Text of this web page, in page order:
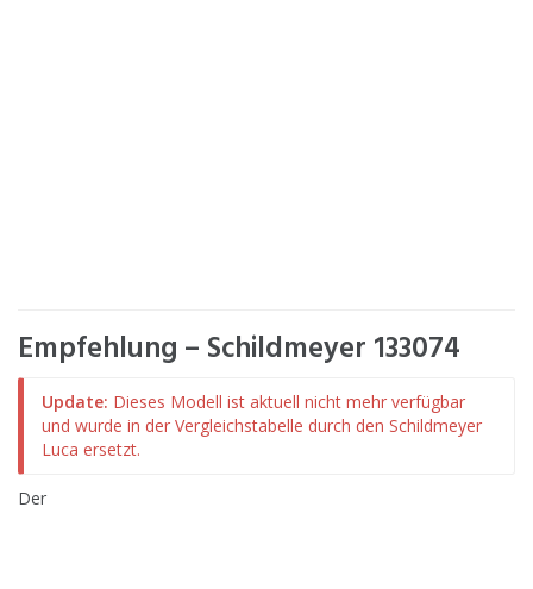
Empfehlung – Schildmeyer 133074
Update: Dieses Modell ist aktuell nicht mehr verfügbar
und wurde in der Vergleichstabelle durch den Schildmeyer
Luca ersetzt.
Der